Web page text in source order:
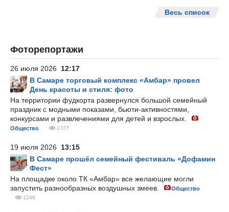
Весь список
Фоторепортажи
26 июля 2026 12:17
В Самаре торговый комплекс «Амбар» провел
День красоты и стиля: фото
На территории фудкорта развернулся большой семейный
праздник с модными показами, бьюти-активностями,
конкурсами и развлечениями для детей и взрослых.
Общество 1727
19 июля 2026 13:15
В Самаре прошёл семейный фестиваль «Дофамин
Фест»
На площадке около ТК «Амбар» все желающие могли
запустить разнообразных воздушных змеев.
Общество
1248